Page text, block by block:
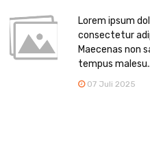
Lorem ipsum
consectetur
Maecenas non
tempus
07 Juli 2025